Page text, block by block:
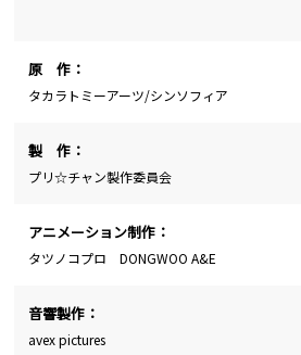
原 作：
タカラトミーアーツ/シンソフィア
製 作：
プリ☆チャン製作委員会
アニメーション制作：
タツノコプロ DONGWOO A&E
音響製作：
avex pictures